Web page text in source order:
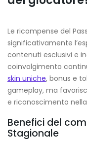
Le ricompense del
significativamente
contenuti esclusivi e
coinvolgimento
skin uniche, bonus e
gameplay, ma
e riconoscimento
Benefici del
Stagionale